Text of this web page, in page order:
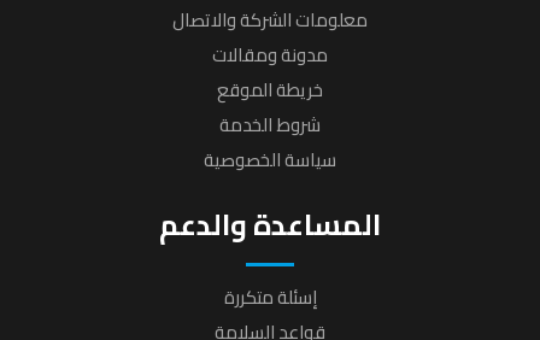
معلومات الشركة والاتصال
مدونة ومقالات
خريطة الموقع
شروط الخدمة
سياسة الخصوصية
المساعدة والدعم
إسئلة متكررة
قواعد السلامة